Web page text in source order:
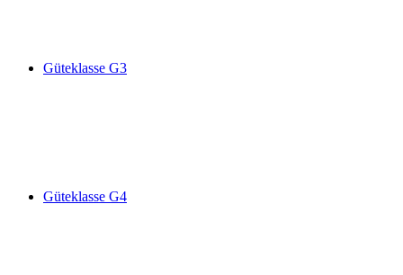
Güteklasse G3
Güteklasse G4